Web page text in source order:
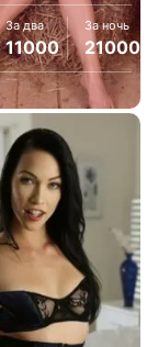
За два
11000
За ночь
21000